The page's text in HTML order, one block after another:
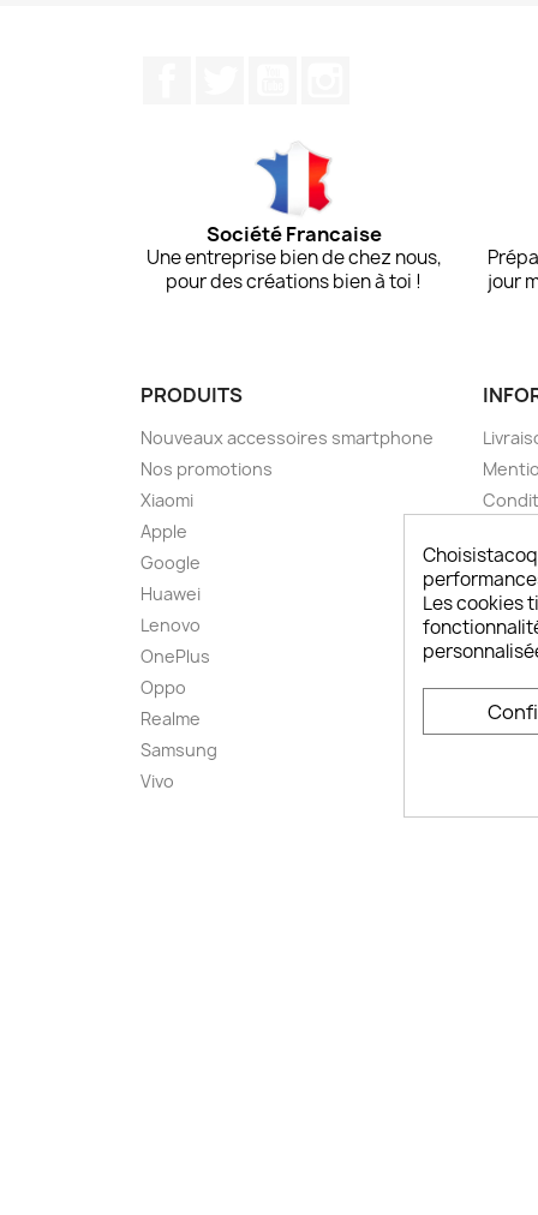
Société Francaise
Une entreprise bien de chez nous,
pour des créations bien à toi !
jour
PRODUITS
Nouveaux accessoires smartphone
Nos promotions
Xiaomi
Apple
Google
Huawei
Lenovo
OnePlus
Oppo
Realme
Samsung
Vivo
FAQ
Les cookies